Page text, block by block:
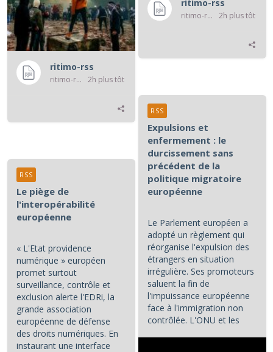
ritimo-rss
ritimo-rss 2h plus tôt
ritimo-rss
ritimo-rss 2h plus tôt
Expulsions et
enfermement : le
durcissement sans
précédent de la
politique migratoire
européenne
Le Parlement européen a
adopté un règlement qui
réorganise l'expulsion des
étrangers en situation
irrégulière. Ses promoteurs
saluent la fin de
l'impuissance européenne
face à l'immigration non
contrôlée. L'ONU et les
RSS
Le piège de
l'interopérabilité
européenne
« L'Etat providence
numérique » européen
promet surtout
surveillance, contrôle et
exclusion alerte l'EDRi, la
grande association
européenne de défense
des droits numériques. En
instaurant une interface
RSS